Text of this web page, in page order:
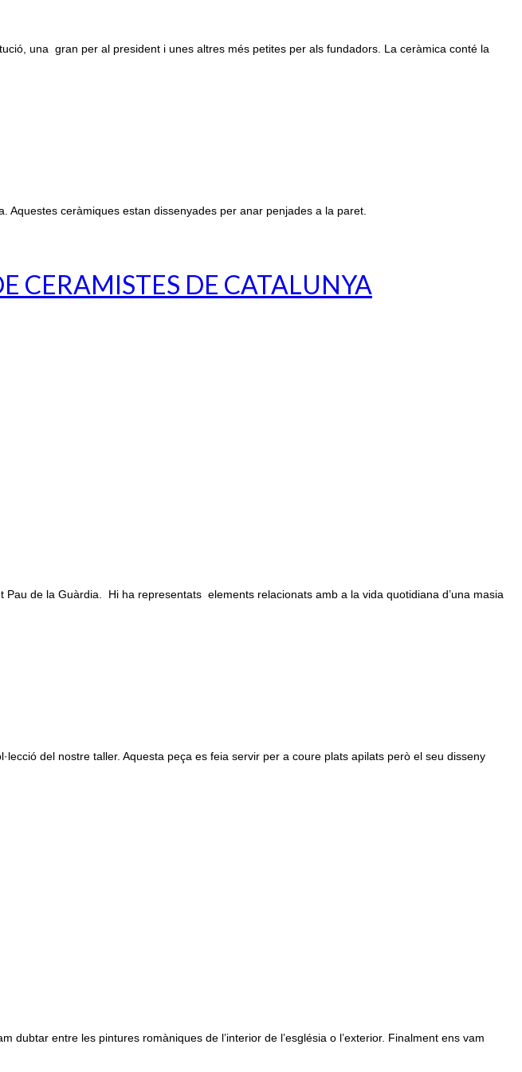
una gran per al president i unes altres més petites per als fundadors. La ceràmica conté la
ceràmiques estan dissenyades per anar penjades a la paret.
CERAMISTES DE CATALUNYA
de la Guàrdia. Hi ha representats elements relacionats amb a la vida quotidiana d’una masia
del nostre taller. Aquesta peça es feia servir per a coure plats apilats però el seu disseny
entre les pintures romàniques de l’interior de l’església o l’exterior. Finalment ens vam